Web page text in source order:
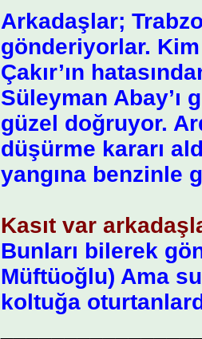
Arkadaşlar;
gönderiyorlar.
Çakır’ın
Süleyman Abay’ı
güzel doğruyor.
düşürme kararı
yangına benzinle
Kasıt var
Bunları bilerek
Müftüoğlu) Ama
koltuğa